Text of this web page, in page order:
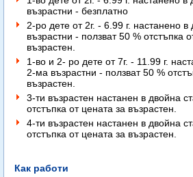
възрастни - безплатно
2-ро дете от 2г. - 6.99 г. настанено
възрастни - ползват 50 % отстъпка
възрастен.
1-во и 2- ро дете от 7г. - 11.99 г.
2-ма възрастни - ползват 50 %
възрастен.
3-ти възрастен настанен в двойна
отстъпка от цената за възрастен.
4-ти възрастен настанен в двойна
отстъпка от цената за възрастен.
Как работи